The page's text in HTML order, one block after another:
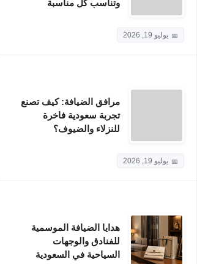
وتناسب كل مناسبة
يوليو 19, 2026
مرافق الضيافة: كيف تصنع
تجربة سعودية فاخرة
للنزلاء والضيوف؟
يوليو 19, 2026
هدايا الضيافة الموسمية
للفنادق والوجهات
السياحية في السعودية